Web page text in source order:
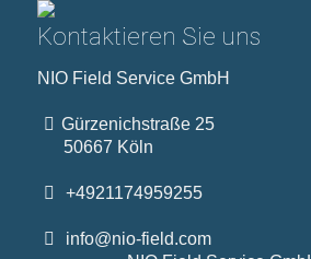
Kontaktieren Sie uns
NIO Field Service GmbH
Gürzenichstraße 25
50667 Köln
+4921174959255
info@nio-field.com